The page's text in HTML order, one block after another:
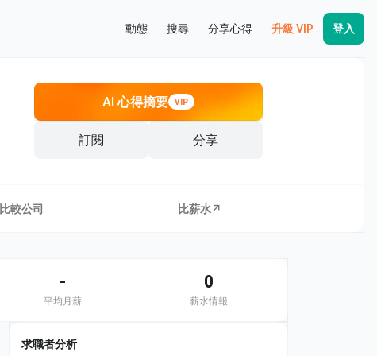
動態 搜尋 分享心得 升級 VIP 登入
AI 心得摘要 VIP
訂閱 分享
比較公司 比薪水↗
-
平均月薪
0
薪水情報
求職者分析